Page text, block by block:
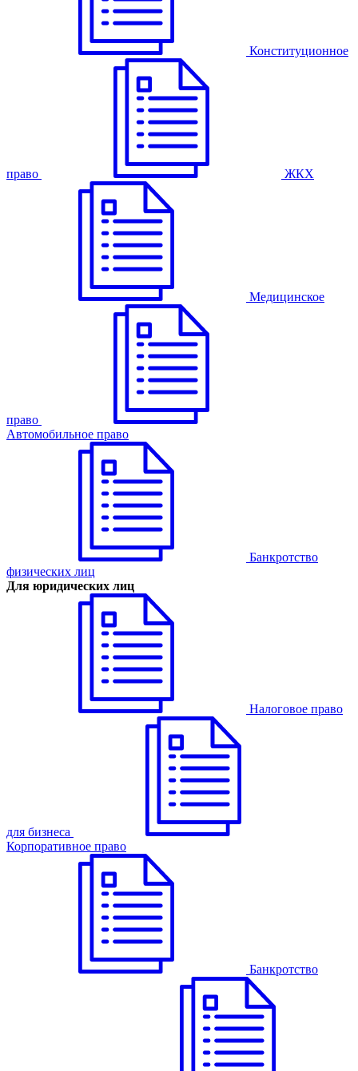
Конституционное
право ЖКХ
Медицинское
право
Автомобильное право
Банкротство
физических лиц
Для юридических лиц
Налоговое право
для бизнеса
Корпоративное право
Банкротство